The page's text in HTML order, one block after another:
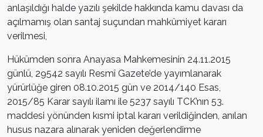
anlaşıldığı halde yazılı şekilde hakkında kamu davası da
açılmamış olan santaj suçundan mahkûmiyet kararı
verilmesi,
Hükümden sonra Anayasa Mahkemesinin 24.11.2015
günlü, 29542 sayılı Resmî Gazete’de yayımlanarak
yürürlüğe giren 08.10.2015 gün ve 2014/140 Esas,
2015/85 Karar sayılı ilamı ile 5237 sayılı TCK’nın 53.
maddesi yönünden kısmi iptal kararı verildiğinden, anılan
husus nazara alınarak yeniden değerlendirme